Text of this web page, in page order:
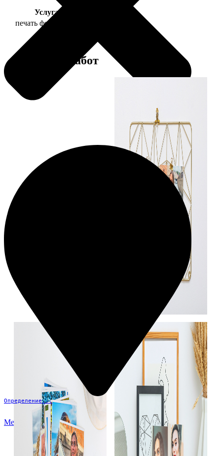
Определение...
Меню
Услуга
печать фото 30х40
Примеры работ